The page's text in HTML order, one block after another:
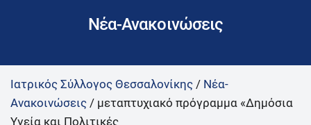
m
Νέα-Ανακοινώσεις
Ιατρικός Σύλλογος Θεσσαλονίκης / Νέα-
Ανακοινώσεις / μεταπτυχιακό πρόγραμμα «Δημόσια
Υγεία και Πολιτικές